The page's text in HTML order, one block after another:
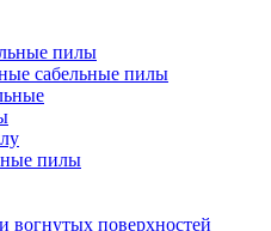
пилы
сабельные пилы
пилы
вогнутых поверхностей